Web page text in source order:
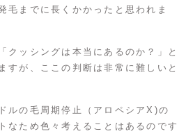
毛までに長くかかったと思われま
クッシングは本当にあるのか？」と
すが、ここの判断は非常に難しいと
ルの毛周期停止（アロペシアX)の
なため色々考えることはあるのです